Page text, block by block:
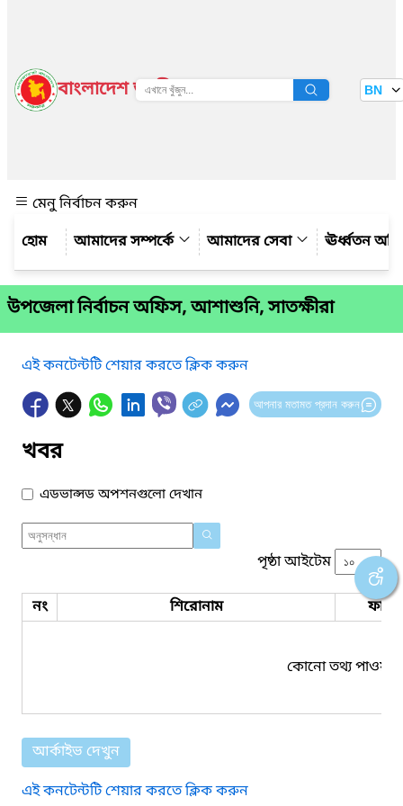
বাংলাদেশ জাতীয় তথ্য বাতায়ন BN
মেনু নির্বাচন করুন
আমাদের সম্পর্কে
আমাদের সেবা ঊর্ধ্বতন
উপজেলা নির্বাচন অফিস, আশাশুনি, সাতক্ষীরা
এই কনটেন্টটি শেয়ার করতে ক্লিক করুন
আপনার মতামত প্রদান করুন
খবর
এডভান্সড অপশনগুলো দেখান
পৃষ্ঠা আইটেম
নং শিরোনাম ফাইল
কোনো তথ্য পাওয়া
আর্কাইভ দেখুন
এই কনটেন্টটি শেয়ার করতে ক্লিক করুন